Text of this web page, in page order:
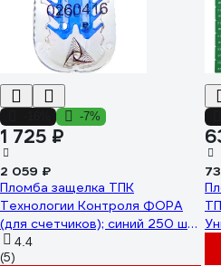
-7%
1 725 ₽
2 059 ₽
Пломба защелка ТПК
Технологии Контроля ФОРА
(для счетчиков); синий 250 шт.
24128
4.4
(5)